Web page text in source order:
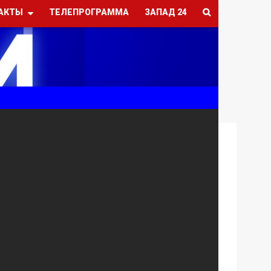
ТЕЛЕПРОГРАММА ЗАПАД 24